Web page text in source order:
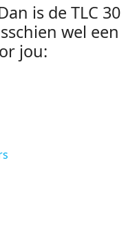
is de TLC 30
wel een
jou: